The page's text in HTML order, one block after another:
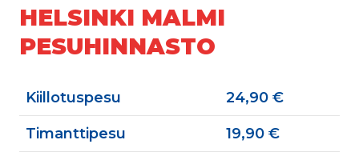
HELSINKI MALMI
PESUHINNASTO
Kiillotuspesu 24,90 €
Timanttipesu 19,90 €